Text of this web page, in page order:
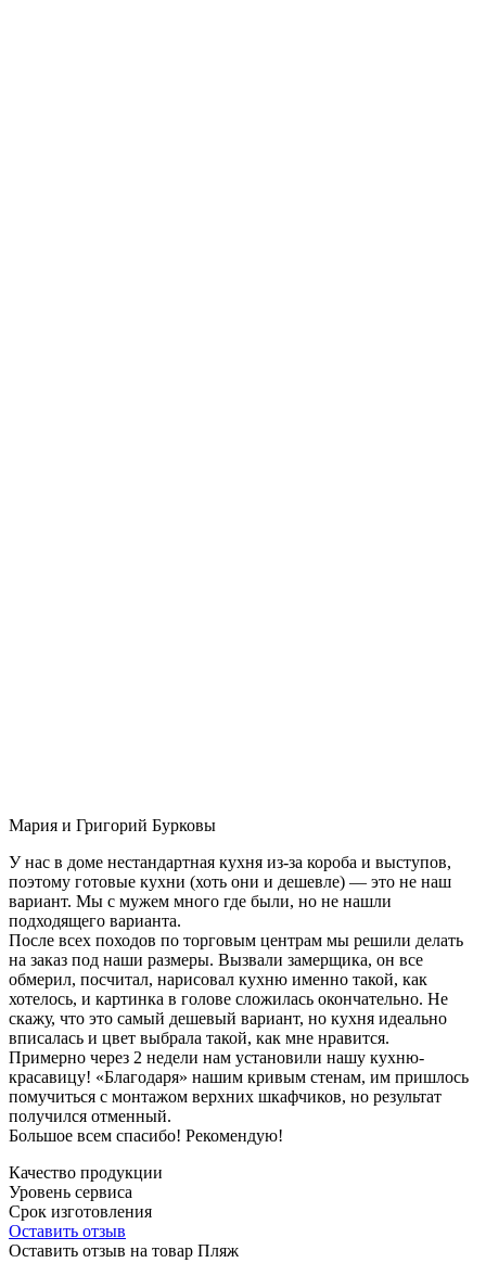
Мария и Григорий Бурковы
У нас в доме нестандартная кухня из-за короба и выступов,
поэтому готовые кухни (хоть они и дешевле) — это не наш
вариант. Мы с мужем много где были, но не нашли
подходящего варианта.
После всех походов по торговым центрам мы решили делать
на заказ под наши размеры. Вызвали замерщика, он все
обмерил, посчитал, нарисовал кухню именно такой, как
хотелось, и картинка в голове сложилась окончательно. Не
скажу, что это самый дешевый вариант, но кухня идеально
вписалась и цвет выбрала такой, как мне нравится.
Примерно через 2 недели нам установили нашу кухню-
красавицу! «Благодаря» нашим кривым стенам, им пришлось
помучиться с монтажом верхних шкафчиков, но результат
получился отменный.
Большое всем спасибо! Рекомендую!
Качество продукции
Уровень сервиса
Срок изготовления
Оставить отзыв
Оставить отзыв на товар Пляж